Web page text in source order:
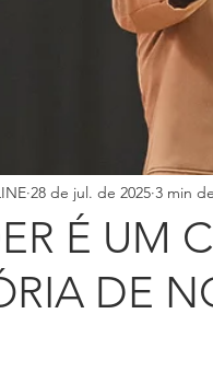
CFNI
Congresso de Crianças
É UM
DE
28 de jul. de 2025 3 min